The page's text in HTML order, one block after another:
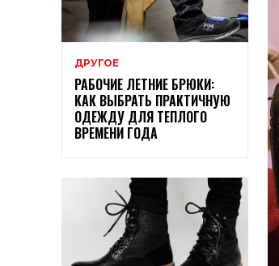
ДРУГОЕ
РАБОЧИЕ ЛЕТНИЕ БРЮКИ:
КАК ВЫБРАТЬ ПРАКТИЧНУЮ
ОДЕЖДУ ДЛЯ ТЕПЛОГО
ВРЕМЕНИ ГОДА